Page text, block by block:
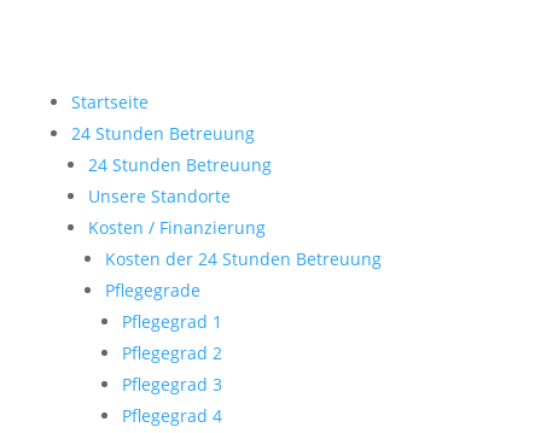
Startseite
24 Stunden Betreuung
24 Stunden Betreuung
Unsere Standorte
Kosten / Finanzierung
Kosten der 24 Stunden Betreuung
Pflegegrade
Pflegegrad 1
Pflegegrad 2
Pflegegrad 3
Pflegegrad 4